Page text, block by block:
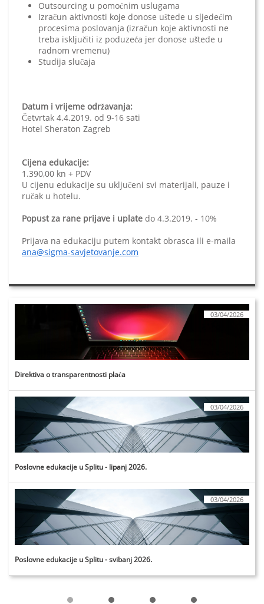
Outsourcing u pomoćnim uslugama
Izračun aktivnosti koje donose uštede u sljedećim
procesima poslovanja (izračun koje aktivnosti ne
treba isključiti iz poduzeća jer donose uštede u
radnom vremenu)
Studija slučaja
Datum i vrijeme održavanja:
Četvrtak 4.4.2019. od 9-16 sati
Hotel Sheraton Zagreb
Cijena edukacije:
1.390,00 kn + PDV
U cijenu edukacije su uključeni svi materijali, pauze i
ručak u hotelu.
Popust za rane prijave i uplate do 4.3.2019. - 10%
Prijava na edukaciju putem kontakt obrasca ili e-maila
ana@sigma-savjetovanje.com
Direktiva o transparentnosti plaća
03/04/2026
Poslovne edukacije u Splitu - lipanj 2026.
03/04/2026
Poslovne edukacije u Splitu - svibanj 2026.
03/04/2026